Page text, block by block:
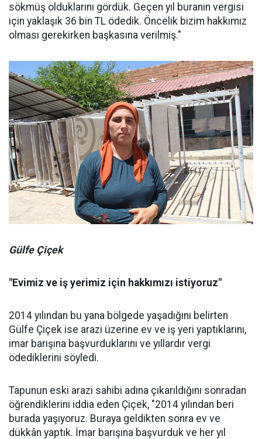
sökmüş olduklarını gördük. Geçen yıl buranın vergisi
için yaklaşık 36 bin TL ödedik. Öncelik bizim hakkımız
olması gerekirken başkasına verilmiş."
Gülfe Çiçek
"Evimiz ve iş yerimiz için hakkımızı istiyoruz"
2014 yılından bu yana bölgede yaşadığını belirten
Gülfe Çiçek ise arazi üzerine ev ve iş yeri yaptıklarını,
imar barışına başvurduklarını ve yıllardır vergi
ödediklerini söyledi.
Tapunun eski arazi sahibi adına çıkarıldığını sonradan
öğrendiklerini iddia eden Çiçek, "2014 yılından beri
burada yaşıyoruz. Buraya geldikten sonra ev ve
dükkân yaptık. İmar barışına başvurduk ve her yıl